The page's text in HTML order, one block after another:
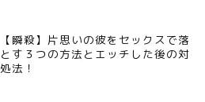
【瞬殺】片思いの彼をセックスで落
とす３つの方法とエッチした後の対
処法！